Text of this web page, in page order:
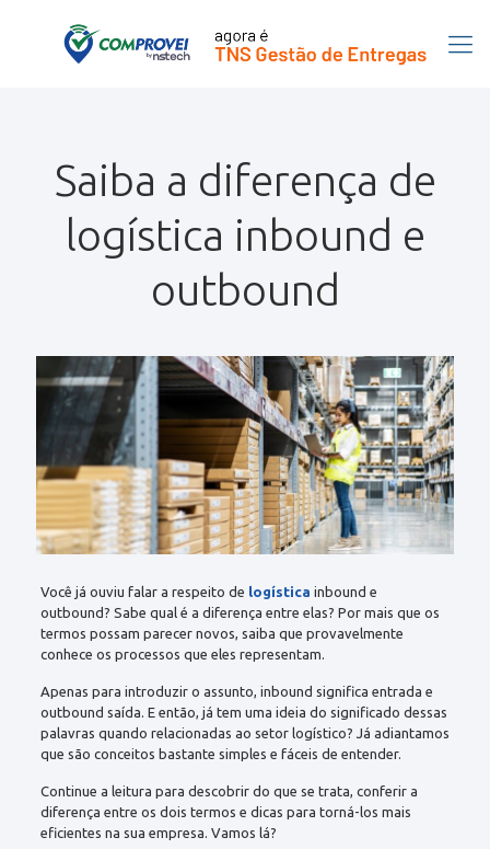
Saiba a diferença de
logística inbound e
outbound
Você já ouviu falar a respeito de logística inbound e
outbound? Sabe qual é a diferença entre elas? Por mais que os
termos possam parecer novos, saiba que provavelmente
conhece os processos que eles representam.
Apenas para introduzir o assunto, inbound significa entrada e
outbound saída. E então, já tem uma ideia do significado dessas
palavras quando relacionadas ao setor logístico? Já adiantamos
que são conceitos bastante simples e fáceis de entender.
Continue a leitura para descobrir do que se trata, conferir a
diferença entre os dois termos e dicas para torná-los mais
eficientes na sua empresa. Vamos lá?